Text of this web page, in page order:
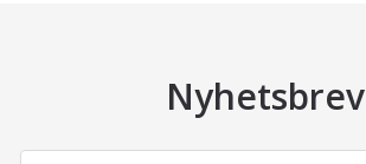
Nyhetsbrev